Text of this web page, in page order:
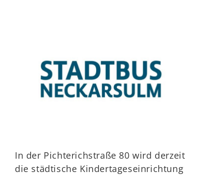
In der Pichterichstraße 80 wird derzeit
die städtische Kindertageseinrichtung